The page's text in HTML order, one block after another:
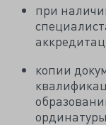
при
копии